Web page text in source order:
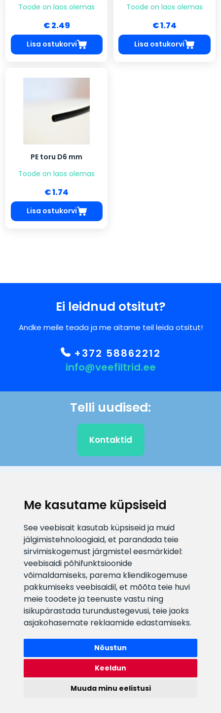
Me kasutame küpsiseid
See veebisait kasutab küpsiseid ja muid
jälgimistehnoloogiaid, et parandada teie
sirvimiskogemust järgmistel eesmärkidel:
veebisaidi põhifunktsioonide
võimaldamiseks, parema kliendikogemuse
pakkumiseks veebisaidil,et mõõta teie huvi
meie toodete ja teenuste vastu ning
isikupärastada turundustegevusi, teie jaoks
asjakohasemate reklaamide edastamiseks.
Nõustun
Keeldun
Muuda minu eelistusi
Toode on laos olemas
€ 2.49
Lisa ostukorvi
Toode on laos olemas
€ 1.74
Lisa ostukorvi
PE toru D6 mm
Toode on laos olemas
€ 1.74
Lisa ostukorvi
Ei leidnud otsitut?
Andke meile teada ja me aitame teil leida otsitut!
+372 58862212
info@veefiltrid.ee
Telli uudised:
Kontaktid
info@veefiltrid.ee
Infotelefon
+372 58862212
Vaata tööaegu
Reti tee 11, Peetri, 75312 Harju
maakond, Estonia
Watex Shop © 2026. Kõik õigused kaitstud